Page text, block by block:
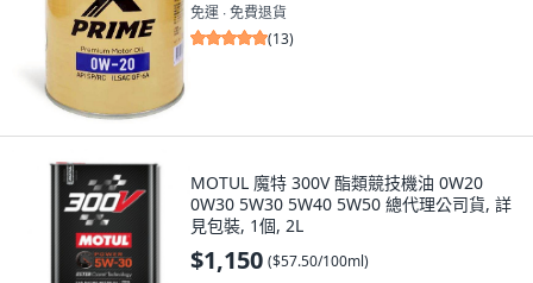
免運 ∙ 免費退貨
(13)
MOTUL 魔特 300V 酯類競技機油 0W20
0W30 5W30 5W40 5W50 總代理公司貨, 詳
見包裝, 1個, 2L
$1,150 ($57.50/100ml)